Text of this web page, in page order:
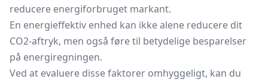
reducere energiforbruget markant.
En energieffektiv enhed kan ikke alene reducere dit
CO2-aftryk, men også føre til betydelige besparelser
på energiregningen.
Ved at evaluere disse faktorer omhyggeligt, kan du